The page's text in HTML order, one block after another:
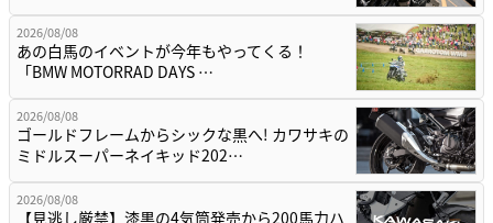
2026/08/08
あの白馬のイベントが今年もやってくる！
「BMW MOTORRAD DAYS …
2026/08/08
ゴールドフレームからシックな黒へ! カワサキの
ミドルスーパーネイキッド202…
2026/08/08
【見逃し厳禁】漆黒の4気筒発売から200馬力ハ